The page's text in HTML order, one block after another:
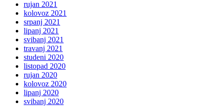
rujan 2021
kolovoz 2021
srpanj 2021
lipanj 2021
svibanj 2021
travanj 2021
studeni 2020
listopad 2020
rujan 2020
kolovoz 2020
lipanj 2020
svibanj 2020